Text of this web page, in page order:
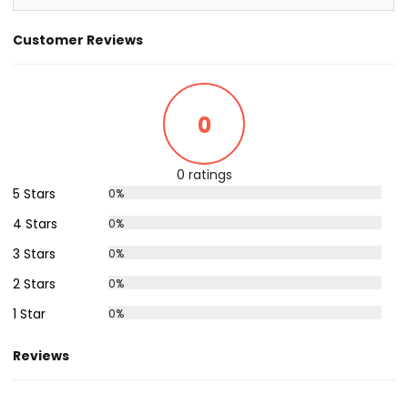
Customer Reviews
0
0 ratings
5 Stars
0%
4 Stars 0%
3 Stars 0%
2 Stars 0%
1 Star 0%
Reviews